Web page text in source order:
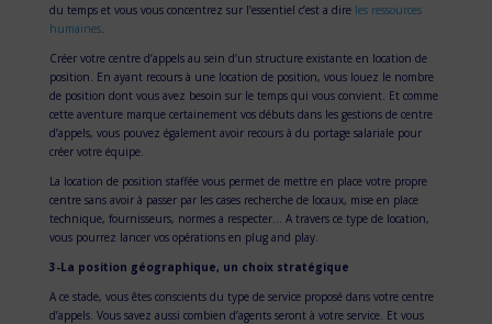
du temps et vous vous concentrez sur l’essentiel c’est a dire les ressources
humaines.
Créer votre centre d’appels au sein d’un structure existante en location de
position. En ayant recours à une location de position, vous louez le nombre
de position dont vous avez besoin sur le temps qui vous convient. Et comme
cette aventure marque certainement vos débuts dans les gestions de centre
d’appels, vous pouvez également avoir recours à du portage salariale pour
créer votre équipe.
La location de position staffée vous permet de mettre en place votre propre
centre sans avoir à passer par les cases recherche de locaux, mise en place
technique, fournisseurs, normes a respecter… A travers ce type de location,
vous pourrez lancer vos opérations en plug and play.
3-La position géographique, un choix stratégique
A ce stade, vous êtes conscients du type de service proposé dans votre centre
d’appels. Vous savez aussi combien d’agents seront à votre service. Et vous